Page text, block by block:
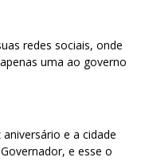
redes sociais, onde
uma ao governo
e a cidade
e esse o